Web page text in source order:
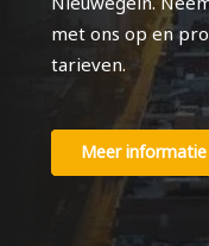
met ons op en
tarieven.
Meer informatie